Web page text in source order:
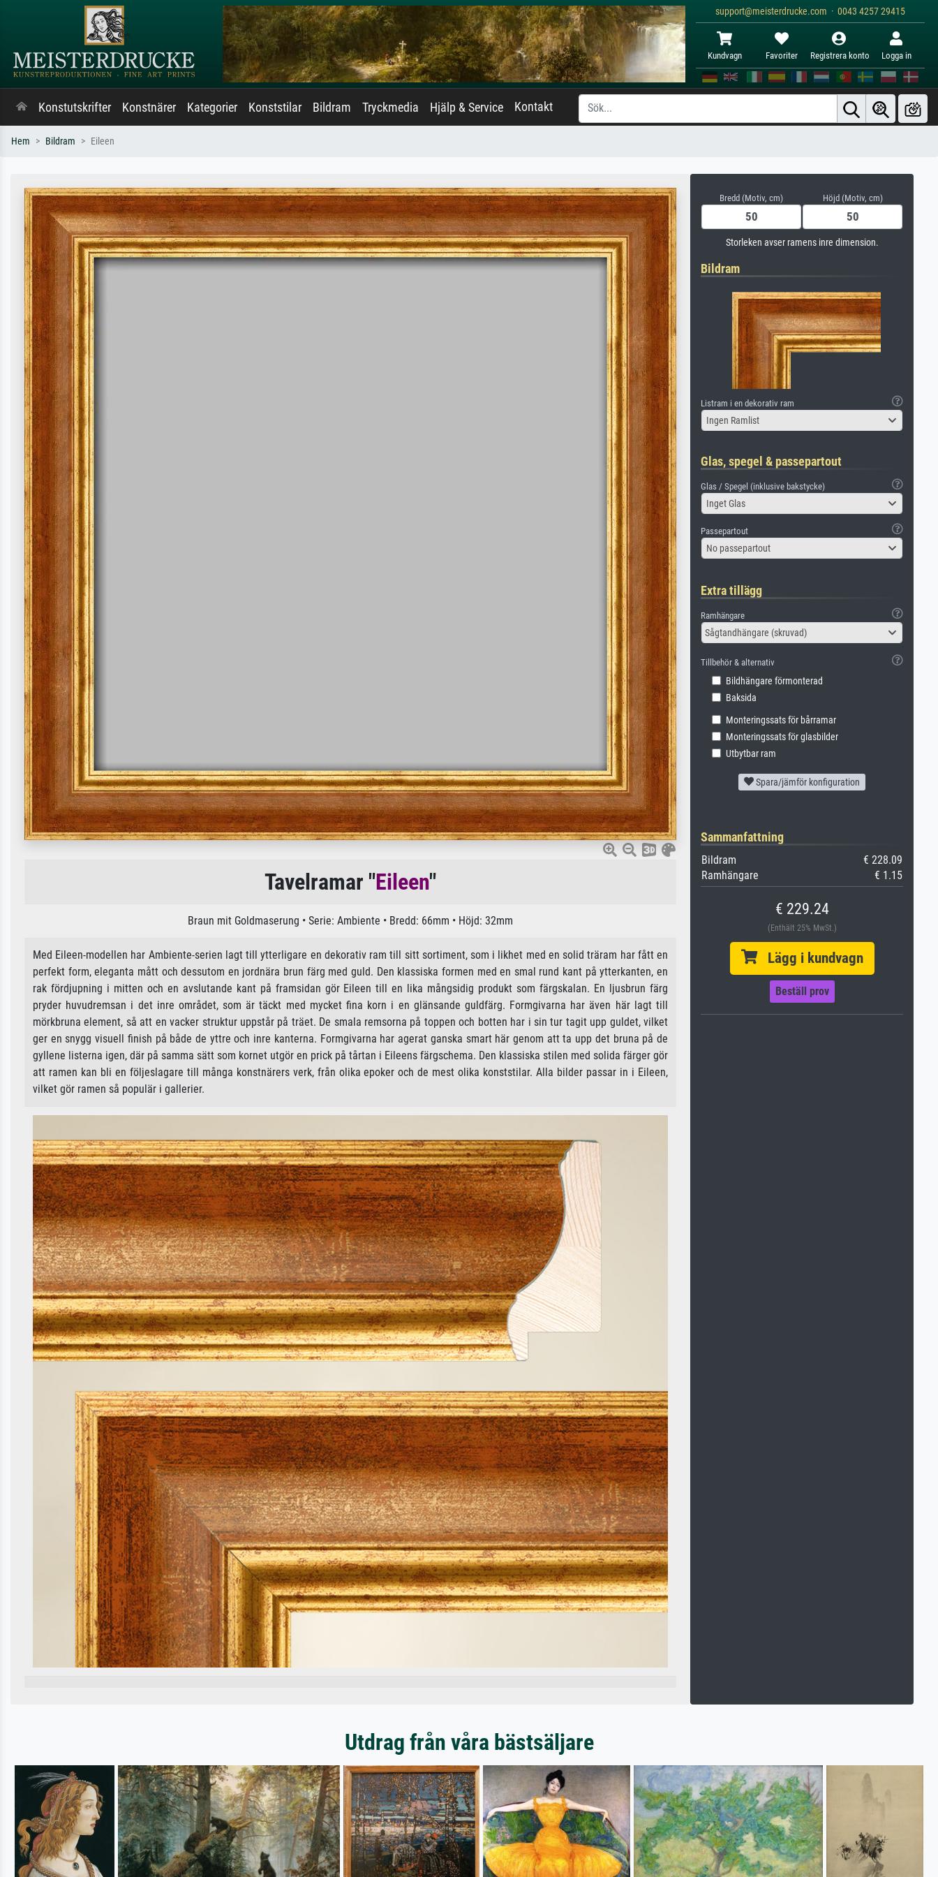
support@meisterdrucke.com · 0043 4257 29415
Kundvagn Favoriter Registrera konto Logga in
Konstutskrifter Konstnärer Kategorier Konststilar Bildram Tryckmedia Hjälp & Service Kontakt
Hem Bildram Eileen
Tavelramar "Eileen"
Braun mit Goldmaserung • Serie: Ambiente • Bredd: 66mm • Höjd: 32mm
Med Eileen-modellen har Ambiente-serien lagt till ytterligare en dekorativ ram till sitt sortiment, som i likhet med en solid träram har fått en
perfekt form, eleganta mått och dessutom en jordnära brun färg med guld. Den klassiska formen med en smal rund kant på ytterkanten, en
rak fördjupning i mitten och en avslutande kant på framsidan gör Eileen till en lika mångsidig produkt som färgskalan. En ljusbrun färg
pryder huvudremsan i det inre området, som är täckt med mycket fina korn i en glänsande guldfärg. Formgivarna har även här lagt till
mörkbruna element, så att en vacker struktur uppstår på träet. De smala remsorna på toppen och botten har i sin tur tagit upp guldet, vilket
ger en snygg visuell finish på både de yttre och inre kanterna. Formgivarna har agerat ganska smart här genom att ta upp det bruna på de
gyllene listerna igen, där på samma sätt som kornet utgör en prick på tårtan i Eileens färgschema. Den klassiska stilen med solida färger gör
att ramen kan bli en följeslagare till många konstnärers verk, från olika epoker och de mest olika konststilar. Alla bilder passar in i Eileen,
vilket gör ramen så populär i gallerier.
Bredd (Motiv, cm) Höjd (Motiv, cm)
Storleken avser ramens inre dimension.
Bildram
Listram i en dekorativ ram
Ingen Ramlist
Glas, spegel & passepartout
Glas / Spegel (inklusive bakstycke)
Inget Glas
Passepartout
No passepartout
Extra tillägg
Ramhängare
Sågtandhängare (skruvad)
Tillbehör & alternativ
Bildhängare förmonterad
Baksida
Monteringssats för bårramar
Monteringssats för glasbilder
Utbytbar ram
Spara/jämför konfiguration
Sammanfattning
Bildram
€ 228.09
Ramhängare
€ 1.15
€ 229.24
(Enthält 25% MwSt.)
Lägg i kundvagn
Beställ prov
Utdrag från våra bästsäljare